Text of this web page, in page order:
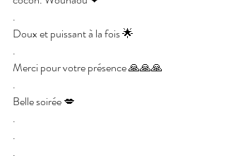
.
Doux et puissant à la fois 🌟
.
Merci pour votre présence 🙏🙏🙏
.
Belle soirée 💋
.
.
.